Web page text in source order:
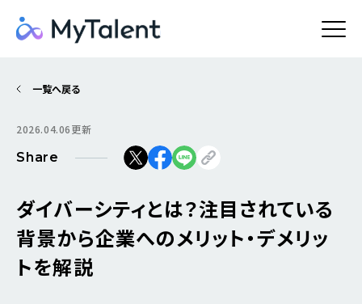
一覧へ戻る
2026.04.06更新
Share
ダイバーシティとは？注目されている
背景から企業へのメリット・デメリッ
トを解説